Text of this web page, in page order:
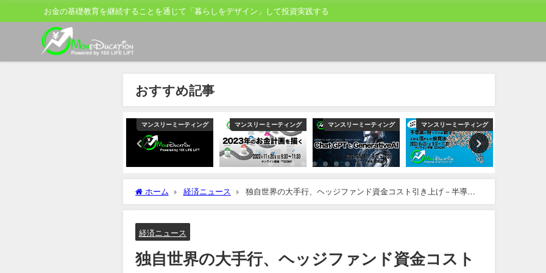
お金の基礎教育を継続することを通じて「暮らしをデザイン」して投資実践する
おすすめ記事
マンスリーミーティング マンスリーミーティング マンスリーミーティング マンスリーミーティング
ホーム 経済ニュース
独自世界の大手行、ヘッジファンド資金コスト引き上げ－半導体
株急騰警戒
経済ニュース
独自世界の大手行、ヘッジファンド資金コスト